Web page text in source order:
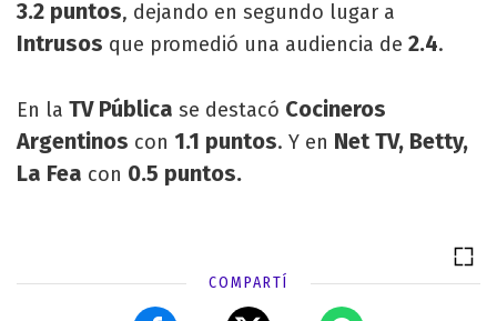
3.2 puntos, dejando en segundo lugar a
Intrusos que promedió una audiencia de 2.4.
En la TV Pública se destacó Cocineros
Argentinos con 1.1 puntos. Y en Net TV, Betty,
La Fea con 0.5 puntos.
COMPARTÍ